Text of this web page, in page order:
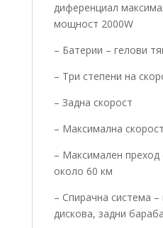
диференциал
мощност 2000W
– Батерии – гелови
– Три степени на
– Задна скорост
– Максимална
– Максимален преход
около 60 км
– Спирачна система
дискова, задни